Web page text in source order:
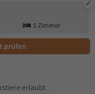
1 Zimmer
prüfen
erlaubt